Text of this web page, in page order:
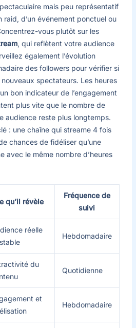
mais peu représentatif
raid, d’un événement ponctuel ou
vous plutôt sur les
, qui reflètent votre audience
également l’évolution
des followers pour vérifier si
spectateurs. Les heures
bon indicateur de l’engagement
plus vite que le nombre de
audience reste plus longtemps.
: une chaîne qui streame 4 fois
chances de fidéliser qu’une
avec le même nombre d’heures
qu’il révèle
Fréquence de
suivi
réelle
Hebdomadaire
du
Quotidienne
et
Hebdomadaire